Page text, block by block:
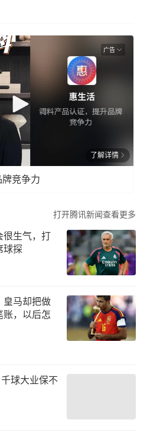
广告
了解详情
竞争力
打开腾讯新闻查看更多
很生气，打
球探
皇马却把做
账，以后怎
球大业保不